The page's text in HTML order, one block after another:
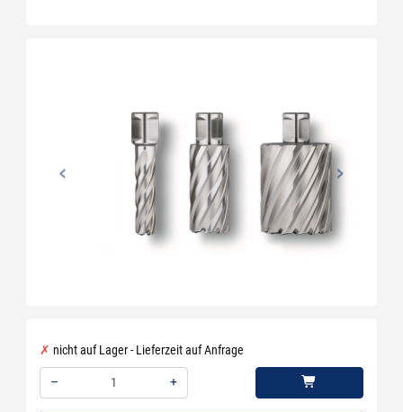
nicht auf Lager - Lieferzeit auf Anfrage
–
+